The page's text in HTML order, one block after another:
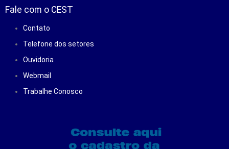
Fale com o CEST
Contato
Telefone dos setores
Ouvidoria
Webmail
Trabalhe Conosco